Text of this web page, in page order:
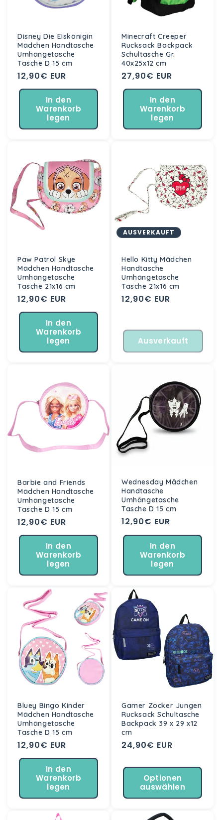
Disney Die EIskönigin
Mädchen Handtasche
Umhängetasche
Tasche D 15 cm
Normaler
Preis
12,90€ EUR
In den
Warenkorb
legen
Minecraft Creeper
Rucksack Backpack
Schultasche Gr.
40x25x12 cm
Normaler
Preis
27,90€ EUR
In den
Warenkorb
legen
Paw Patrol Skye
Mädchen Handtasche
Umhängetasche
Tasche 21x16 cm
Normaler
Preis
12,90€ EUR
In den
Warenkorb
legen
AUSVERKAUFT
Hello Kitty Mädchen
Handtasche
Umhängetasche
Tasche 21x16 cm
Normaler
12,90€ EUR
Ausverkauft
Barbie and Friends
Mädchen Handtasche
Umhängetasche
Tasche D 15 cm
Normaler
Preis
12,90€ EUR
In den
Warenkorb
legen
Wednesday Mädchen
Handtasche
Umhängetasche
Tasche D 15 cm
Normaler
Preis
12,90€ EUR
In den
Warenkorb
legen
Bluey Bingo Kinder
Mädchen Handtasche
Umhängetasche
Tasche D 15 cm
Normaler
Preis
12,90€ EUR
In den
Warenkorb
legen
Gamer Zocker Jungen
Rucksack Schultasche
Backpack 39 x 29 x12
cm
Normaler
24,90€ EUR
Optionen
auswählen